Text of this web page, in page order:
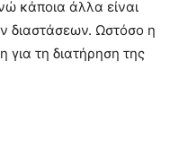
κάποια άλλα είναι
διαστάσεων. Ωστόσο η
για τη διατήρηση της